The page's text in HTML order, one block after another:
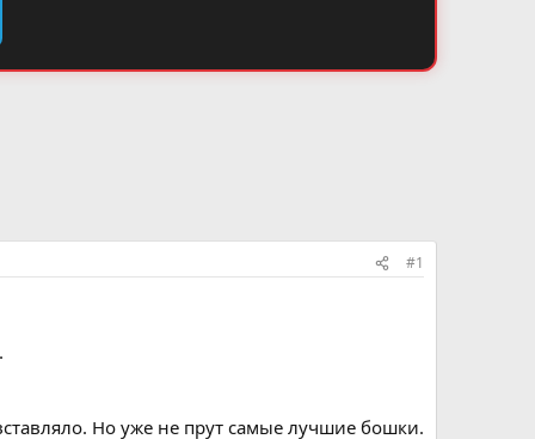
#1
Но уже не прут самые лучшие бошки.